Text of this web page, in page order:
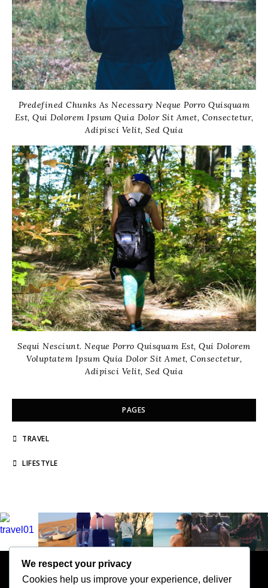
Predefined Chunks As Necessary Neque Porro Quisquam
Est, Qui Dolorem Ipsum Quia Dolor Sit Amet, Consectetur,
Adipisci Velit, Sed Quia
Sequi Nesciunt. Neque Porro Quisquam Est, Qui Dolorem
Voluptatem Ipsum Quia Dolor Sit Amet, Consectetur,
Adipisci Velit, Sed Quia
PAGES
TRAVEL
LIFESTYLE
We respect your privacy
Cookies help us improve your experience, deliver